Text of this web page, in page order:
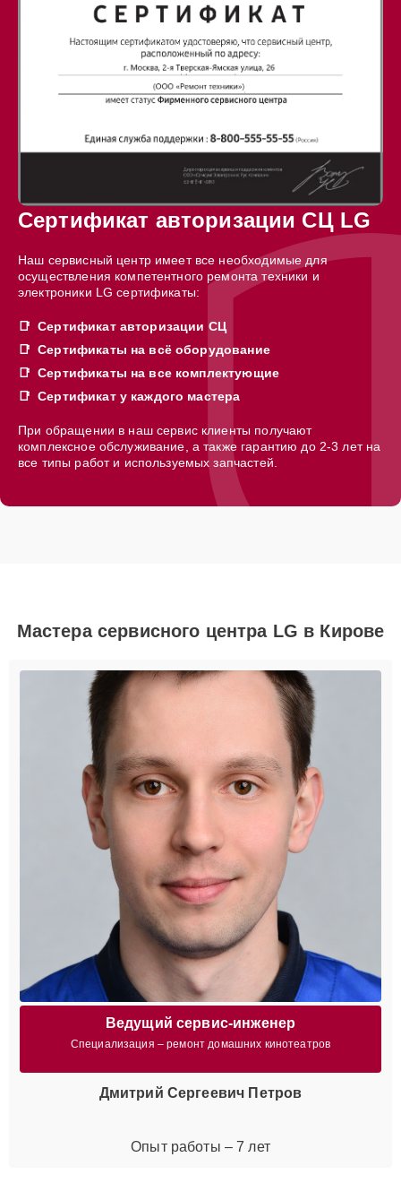
Сертификат авторизации СЦ LG
Наш сервисный центр имеет все необходимые для
осуществления компетентного ремонта техники и
электроники LG сертификаты:
Сертификат авторизации СЦ
Сертификаты на всё оборудование
Сертификаты на все комплектующие
Сертификат у каждого мастера
При обращении в наш сервис клиенты получают
комплексное обслуживание, а также гарантию до 2-3 лет на
все типы работ и используемых запчастей.
Мастера сервисного центра LG в Кирове
Ведущий сервис-инженер
Специализация – ремонт домашних кинотеатров
Дмитрий Сергеевич Петров
Опыт работы – 7 лет